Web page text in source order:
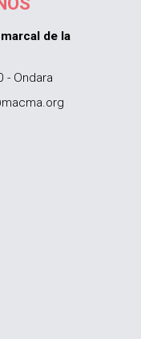
de la
- Ondara